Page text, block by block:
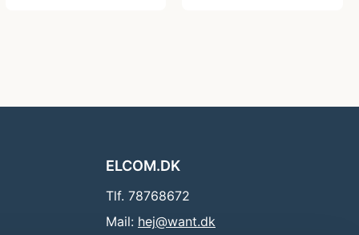
ELCOM.DK
Tlf. 78768672
Mail: hej@want.dk